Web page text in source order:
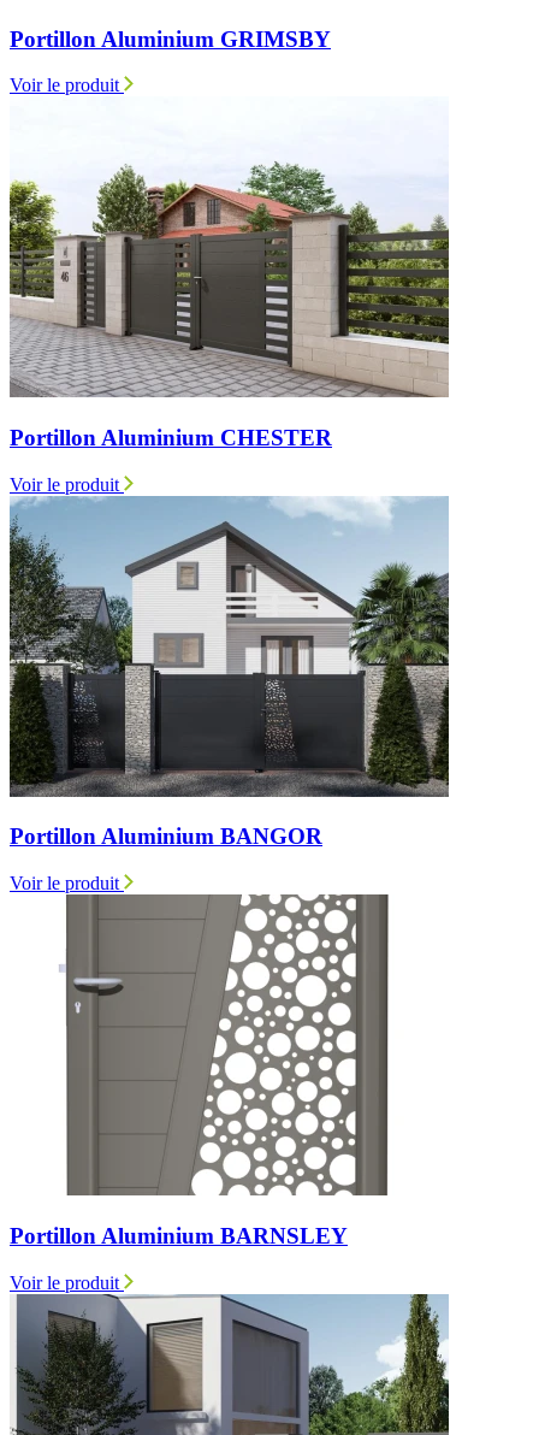
Portillon Aluminium GRIMSBY
Voir le produit
Portillon Aluminium CHESTER
Voir le produit
Portillon Aluminium BANGOR
Voir le produit
Portillon Aluminium BARNSLEY
Voir le produit